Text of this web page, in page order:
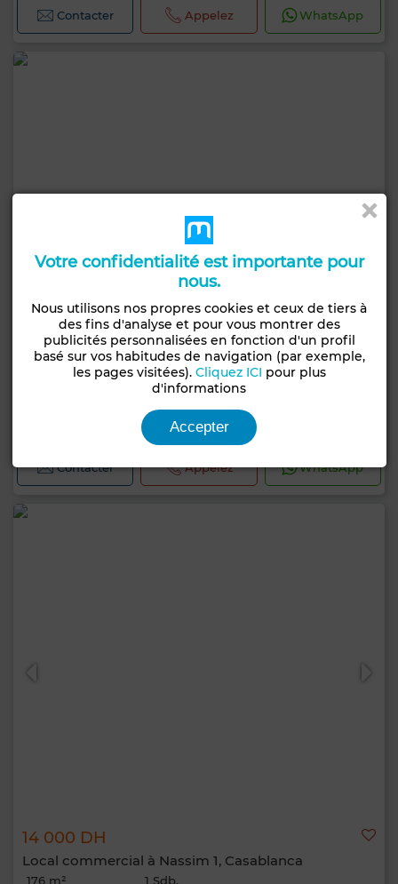
Contacter Appelez WhatsApp
2 400 000 DH
Local commercial à Bourgogne Ouest, Casablanca
1 Sdb.
Contacter Appelez WhatsApp
14 000 DH
Local commercial à Nassim 1, Casablanca
176 m² 1 Sdb.
Votre confidentialité est importante pour
nous.
Nous utilisons nos propres cookies et ceux de tiers à
des fins d'analyse et pour vous montrer des
publicités personnalisées en fonction d'un profil
basé sur vos habitudes de navigation (par exemple,
les pages visitées). Cliquez ICI pour plus
d'informations
Accepter